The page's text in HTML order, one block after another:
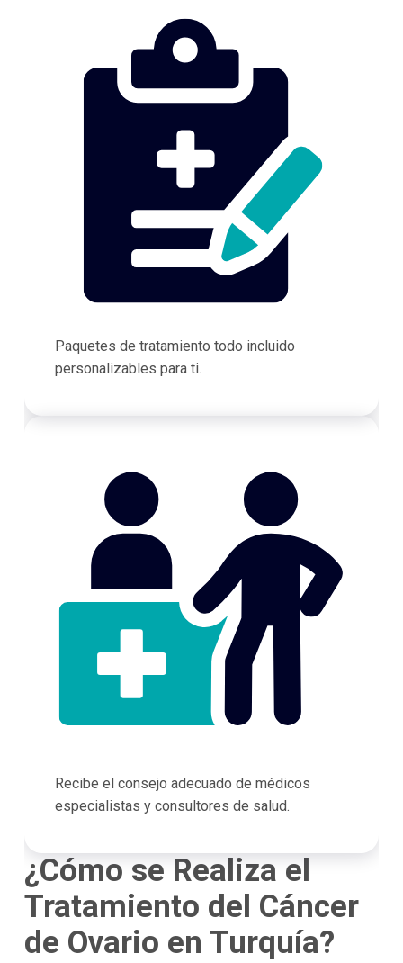
Paquetes de tratamiento todo incluido
personalizables para ti.
Recibe el consejo adecuado de médicos
especialistas y consultores de salud.
¿Cómo se Realiza el
Tratamiento del Cáncer
de Ovario en Turquía?